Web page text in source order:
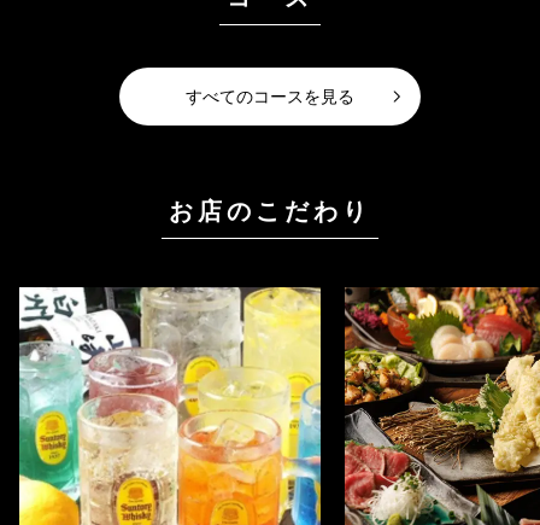
すべてのコースを見る
お店のこだわり